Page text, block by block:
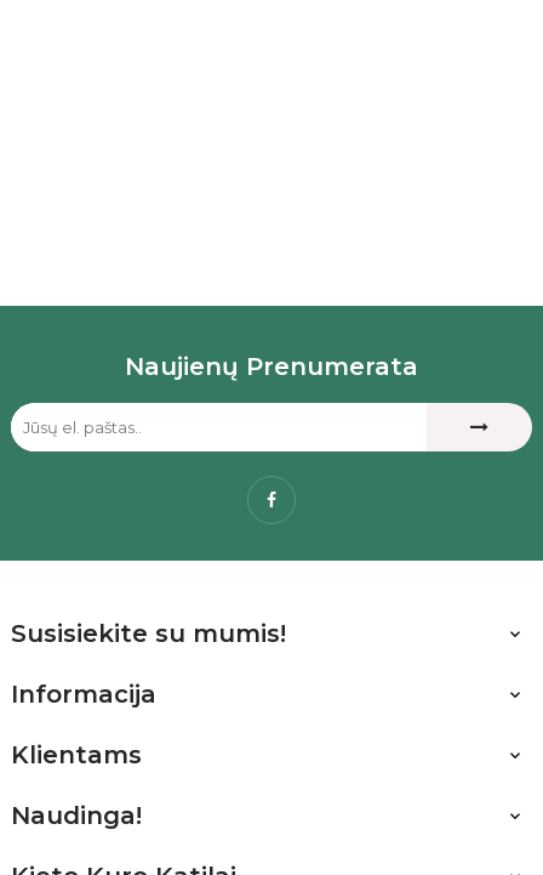
Naujienų Prenumerata
Facebook
Susisiekite su mumis! 
Informacija 
Klientams 
Naudinga! 